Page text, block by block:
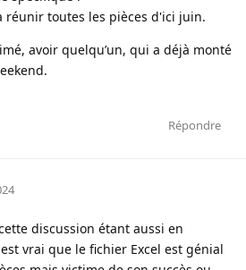
réunir toutes les pièces d'ici juin.
avoir quelqu’un, qui a déjà monté
Répondre
discussion étant aussi en
vrai que le fichier Excel est génial